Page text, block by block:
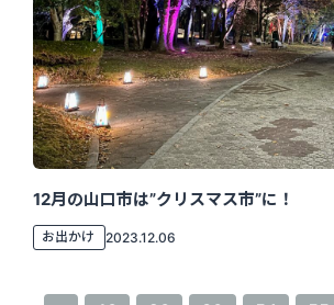
12月の山口市は”クリスマス市”に！
お出かけ 2023.12.06